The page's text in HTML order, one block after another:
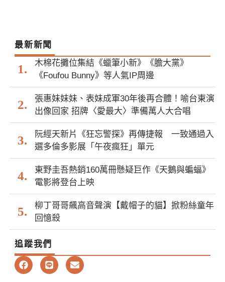
最新新聞
木棉花攤位集結《蠟筆小新》《膽大黨》
《Foufou Bunny》等人氣IP周邊
張惠妹妹妹、表妹成軍30年後再合體！喻台東演
出像回家 招牌〈愛最大〉準備萬人大合唱
阮經天新片《狂忘警探》再傳捷報 一致通過入
選多倫多影展「午夜瘋狂」單元
東野圭吾熱銷160萬冊懸疑巨作《天鵝與蝙蝠》
電影將登台上映
柳丁哥哥飆高音聲演【戴帽子的貓】掀粉絲童年
回憶殺
追蹤我們
F
a
L
i
E
n